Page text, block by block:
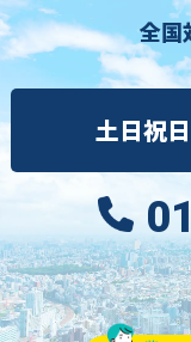
全国
土日祝